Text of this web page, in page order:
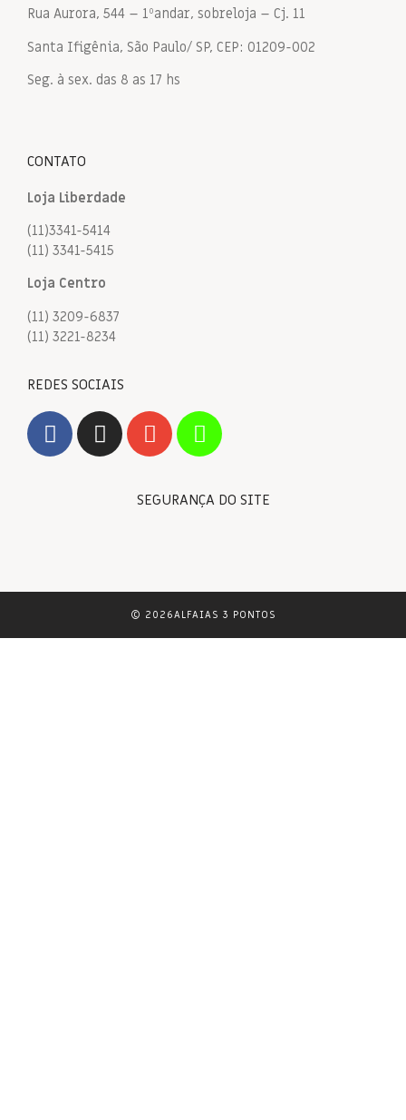
Rua Aurora, 544 – 1ºandar, sobreloja – Cj. 11
Santa Ifigênia, São Paulo/ SP, CEP: 01209-002
Seg. à sex. das 8 as 17 hs
CONTATO
Loja Liberdade
(11)3341-5414
(11) 3341-5415
Loja Centro
(11) 3209-6837
(11) 3221-8234
REDES SOCIAIS
SEGURANÇA DO SITE
© 2026ALFAIAS 3 PONTOS